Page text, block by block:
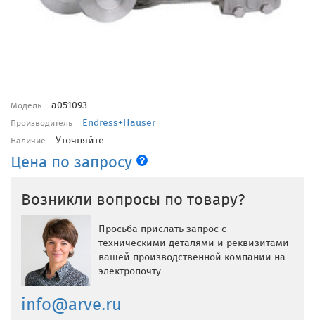
Модель a051093
Производитель Endress+Hauser
Наличие Уточняйте
Цена по запросу
Возникли вопросы по товару?
Просьба прислать запрос с
техническими деталями и реквизитами
вашей производственной компании на
электропочту
info@arve.ru